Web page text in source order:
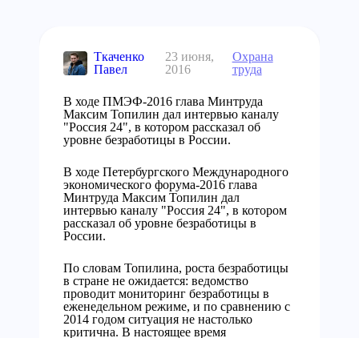
Ткаченко
Павел
23 июня,
2016
Охрана
труда
В ходе ПМЭФ-2016 глава Минтруда
Максим Топилин дал интервью каналу
"Россия 24", в котором рассказал об
уровне безработицы в России.
В ходе Петербургского Международного
экономического форума-2016 глава
Минтруда Максим Топилин дал
интервью каналу "Россия 24", в котором
рассказал об уровне безработицы в
России.
По словам Топилина, роста безработицы
в стране не ожидается: ведомство
проводит мониторинг безработицы в
еженедельном режиме, и по сравнению с
2014 годом ситуация не настолько
критична. В настоящее время